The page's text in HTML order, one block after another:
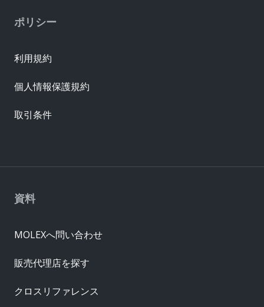
資料
MOLEXへ問い合わせ
販売代理店を探す
クロスリファレンス
ポリシー
利用規約
個人情報保護規約
取引条件